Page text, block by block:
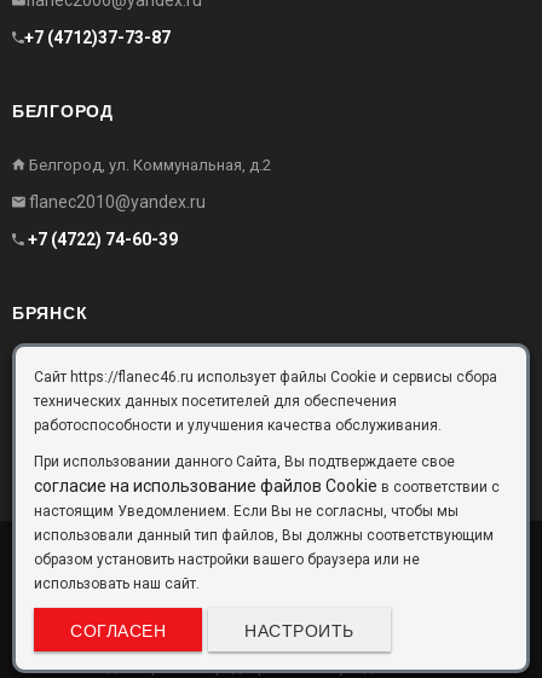
+7 (4712)37-73-87
БЕЛГОРОД
Белгород, ул. Коммунальная, д.2
flanec2010@yandex.ru
+7 (4722) 74-60-39
БРЯНСК
Брянск, Московский проезд, д.10, офис 3
flanec32@yandex.ru
Copyright © 2026 © ООО «Фланец-Комплект»
внешний вид товаров без предварительного уведомления.
Сайт https://flanec46.ru использует файлы Cookie и сервисы сбора
технических данных посетителей для обеспечения
работоспособности и улучшения качества обслуживания.
При использовании данного Сайта, Вы подтверждаете свое
согласие на использование файлов Cookie в соответствии с
настоящим Уведомлением. Если Вы не согласны, чтобы мы
использовали данный тип файлов, Вы должны соответствующим
образом установить настройки вашего браузера или не
использовать наш сайт.
СОГЛАСЕН НАСТРОИТЬ